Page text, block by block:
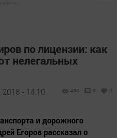
по лицензии: как
нелегальных
- 14:10 460 0 0
и дорожного
Егоров рассказал о